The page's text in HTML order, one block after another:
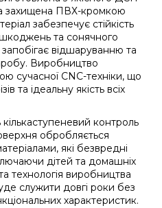
захищена ПВХ-кромкою
забезпечує стійкість
та сонячного
відшаруванню та
Виробництво
сучасної CNC-техніки, що
та ідеальну якість всіх
контроль
обробляється
які безвредні
дітей та домашніх
технологія виробництва
служити довгі роки без
характеристик.